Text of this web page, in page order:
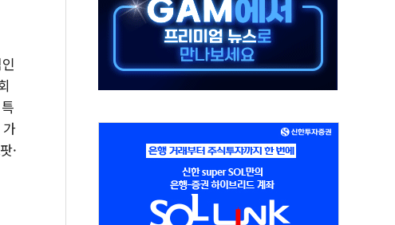
판매, 역대 최대폭 감소한 9.4%↓…유통업계 양극화 심화
, '정부 특사'로 콜롬비아 대통령 취임식 참석
울진 시간당 30mm 강한 비...호우 피해 없어
스' 공방…野 "청년 우롱 기괴" vs 與 "송구한 해프닝"
·